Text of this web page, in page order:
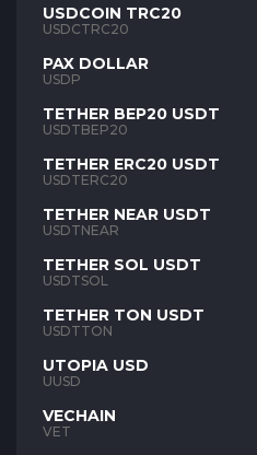
USDCOIN TRC20
USDCTRC20
PAX DOLLAR
USDP
TETHER BEP20 USDT
USDTBEP20
TETHER ERC20 USDT
USDTERC20
TETHER NEAR USDT
USDTNEAR
TETHER SOL USDT
USDTSOL
TETHER TON USDT
USDTTON
UTOPIA USD
UUSD
VECHAIN
VET